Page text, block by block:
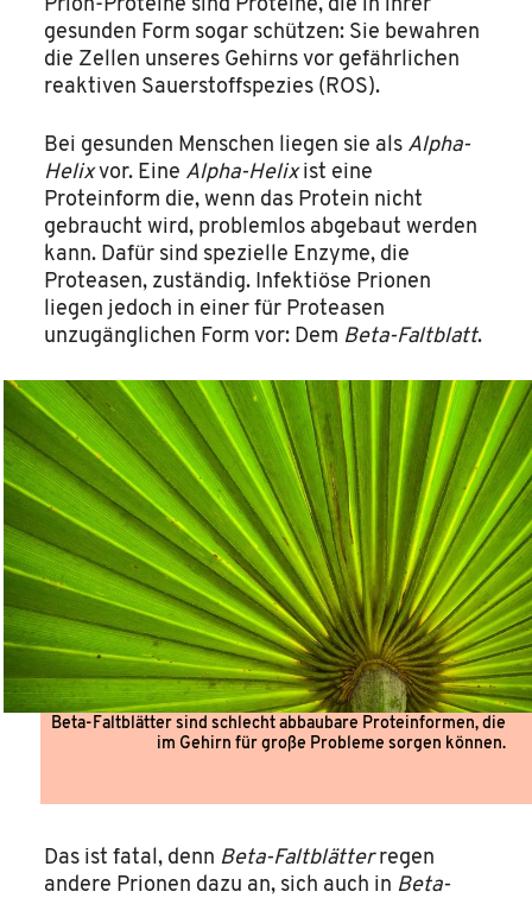
Prion-Proteine sind Proteine, die in ihrer
gesunden Form sogar schützen: Sie bewahren
die Zellen unseres Gehirns vor gefährlichen
reaktiven Sauerstoffspezies (ROS).
Bei gesunden Menschen liegen sie als Alpha-
Helixvor. Eine Alpha-Helixist eine
Proteinform die, wenn das Protein nicht
gebraucht wird, problemlos abgebaut werden
kann. Dafür sind spezielle Enzyme, die
Proteasen, zuständig. Infektiöse Prionen
liegen jedoch in einer für Proteasen
unzugänglichen Form vor: Dem Beta-Faltblatt.
Beta-Faltblätter sind schlecht abbaubare Proteinformen, die
im Gehirn für große Probleme sorgen können.
Das ist fatal, denn Beta-Faltblätterregen
andere Prionen dazu an, sich auch in Beta-